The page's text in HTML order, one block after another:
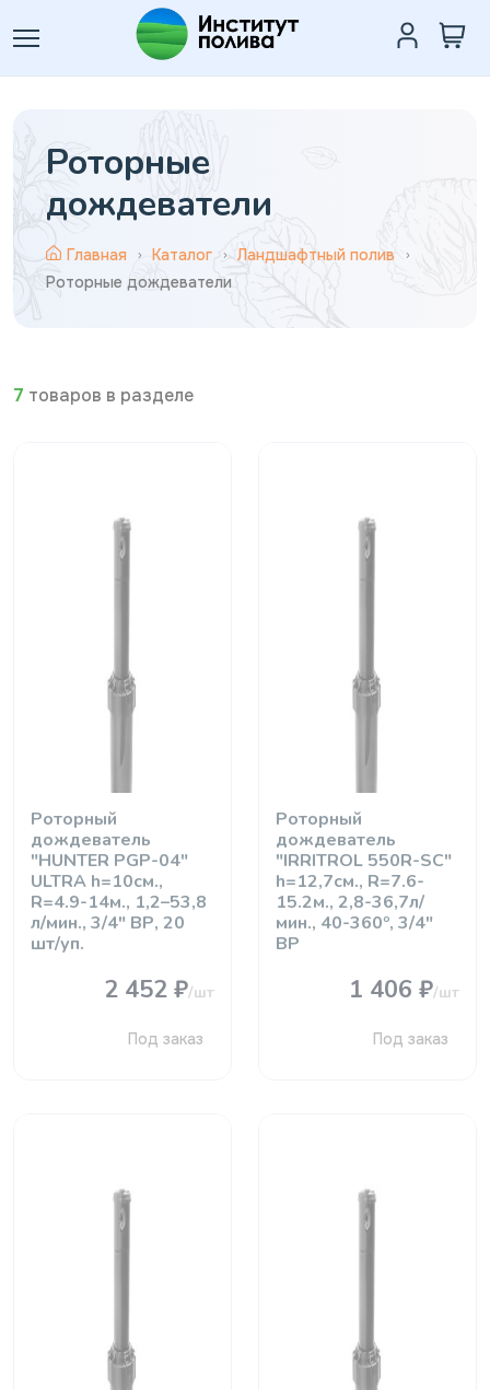
Роторные
дождеватели
Главная Каталог
Ландшафтный полив
Роторные дождеватели
7 товаров в разделе
Роторный
дождеватель
"HUNTER PGP-04"
ULTRA h=10см.,
R=4.9-14м., 1,2–53,8
л/мин., 3/4" ВР, 20
шт/уп.
2 452 ₽/шт
Под заказ
Роторный
дождеватель
"IRRITROL 550R-SC"
h=12,7см., R=7.6-
15.2м., 2,8-36,7л/
мин., 40-360º, 3/4"
ВР
1 406 ₽/шт
Под заказ